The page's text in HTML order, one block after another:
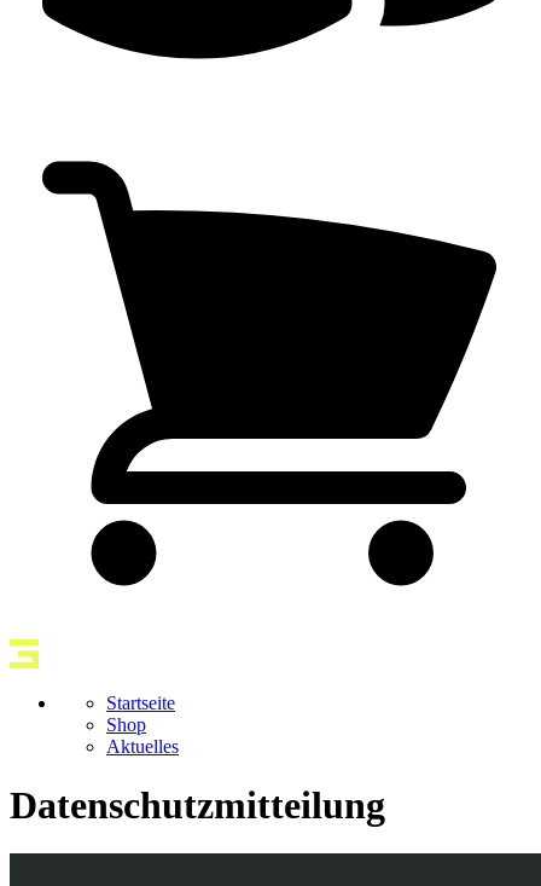
Startseite
Shop
Aktuelles
Datenschutzmitteilung